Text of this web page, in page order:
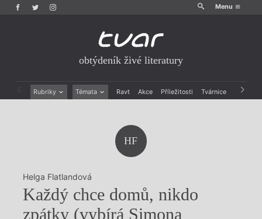
Menu
obtýdeník živé literatury
Rubriky Témata Ravt Akce Příležitosti Tvárnice Archiv
Výroční ceny
HF
Helga Flatlandová
Každý chce domů, nikdo
zpátky (vybírá Simona